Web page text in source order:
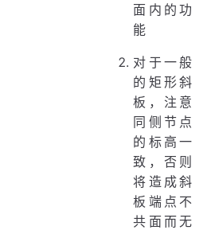
面内的功
能
对于一般
的矩形斜
板，注意
同侧节点
的标高一
致，否则
将造成斜
板端点不
共面而无